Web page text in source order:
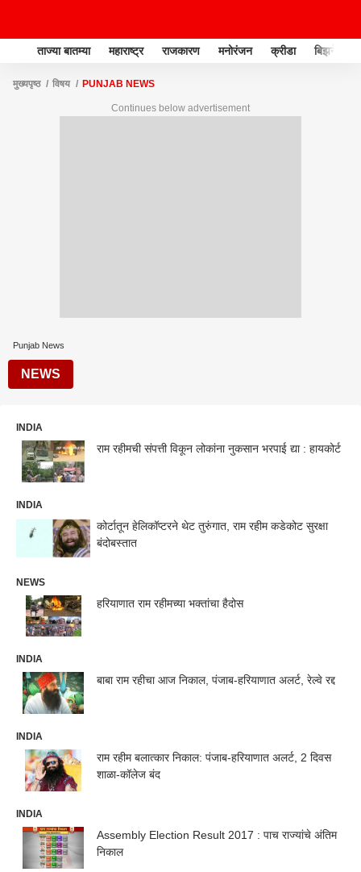
ताज्या बातम्या महाराष्ट्र राजकारण मनोरंजन क्रीडा बिझनेस
मुख्यपृष्ठ विषय PUNJAB NEWS
Continues below advertisement
Punjab News
NEWS
INDIA
राम रहीमची संपत्ती विकून लोकांना नुकसान भरपाई द्या : हायकोर्ट
INDIA
कोर्टातून हेलिकॉप्टरने थेट तुरुंगात, राम रहीम कडेकोट सुरक्षा
बंदोबस्तात
NEWS
हरियाणात राम रहीमच्या भक्तांचा हैदोस
INDIA
बाबा राम रहीचा आज निकाल, पंजाब-हरियाणात अलर्ट, रेल्वे रद्द
INDIA
राम रहीम बलात्कार निकाल: पंजाब-हरियाणात अलर्ट, 2 दिवस
शाळा-कॉलेज बंद
INDIA
Assembly Election Result 2017 : पाच राज्यांचे अंतिम
निकाल